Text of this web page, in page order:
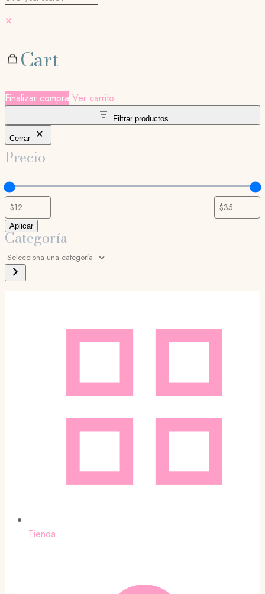
✕
Cart
Finalizar compra Ver carrito
Filtrar productos
Cerrar
Precio
Aplicar
Categoría
Selecciona
una
categoría
Tienda